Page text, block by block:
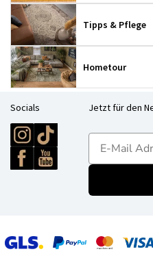
Tipps & Pflege
Hometour
Socials Jetzt für den
E-